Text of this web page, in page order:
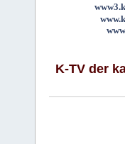
K-TV der